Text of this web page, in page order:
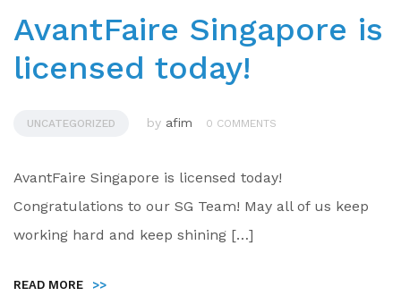
AvantFaire Singapore is
licensed today!
UNCATEGORIZED by afim 0 COMMENTS
AvantFaire Singapore is licensed today!
Congratulations to our SG Team! May all of us keep
working hard and keep shining […]
READ MORE >>